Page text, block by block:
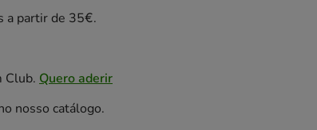
a partir de 35€.
Club. Quero aderir
nosso catálogo.